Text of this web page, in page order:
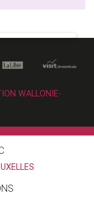
WALLONIE-